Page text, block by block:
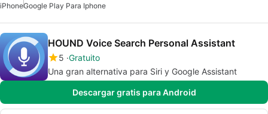
iPhoneGoogle Play Para Iphone
HOUND Voice Search Personal Assistant
5 Gratuito
Una gran alternativa para Siri y Google Assistant
Descargar gratis para Android